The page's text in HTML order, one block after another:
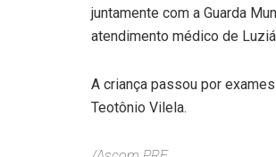
juntamente com a Guarda
atendimento médico de
A criança passou por
Teotônio Vilela.